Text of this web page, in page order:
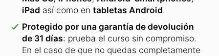
iPad así como en tabletas Android.
Protegido por una garantía de devolución
de 31 días: prueba el curso sin compromiso.
En el caso de que no quedas completamente